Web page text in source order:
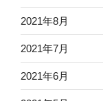
2021年8月
2021年7月
2021年6月